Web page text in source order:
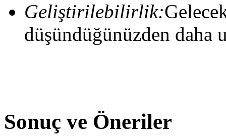
Geliştirilebilirlik:
düşündüğünüzden daha
Sonuç ve Öneriler